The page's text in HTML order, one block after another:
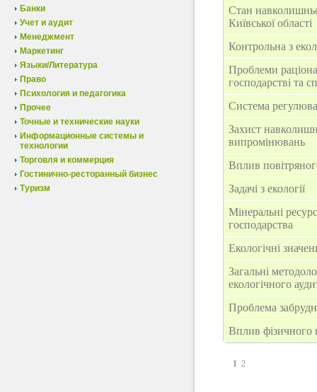
Банки
Учет и аудит
Менеджмент
Маркетинг
Языки/Литература
Право
Психология и педагогика
Прочее
Точные и технические науки
Информационные системы и
технологии
Торговля и коммерция
Гостинично-ресторанный бизнес
Туризм
Стан
Київської області
Контрольна з
Проблеми
господарстві та
Система
Захист
випромінювань
Вплив
Задачі з екології
Мінеральні
господарства
Екологічні
Загальні
екологічного
Проблема
Вплив фізичного
1 2